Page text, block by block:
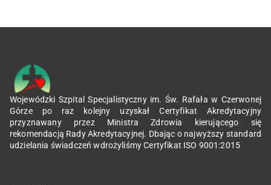
Wojewódzki Szpital Specjalistyczny im. Św. Rafała w Czerwonej
Górze po raz kolejny uzyskał Certyfikat Akredytacyjny
przyznawany przez Ministra Zdrowia kierującego się
rekomendacją Rady Akredytacyjnej. Dbając o najwyższy standard
udzielania świadczeń wdrożyliśmy Certyfikat ISO 9001:2015